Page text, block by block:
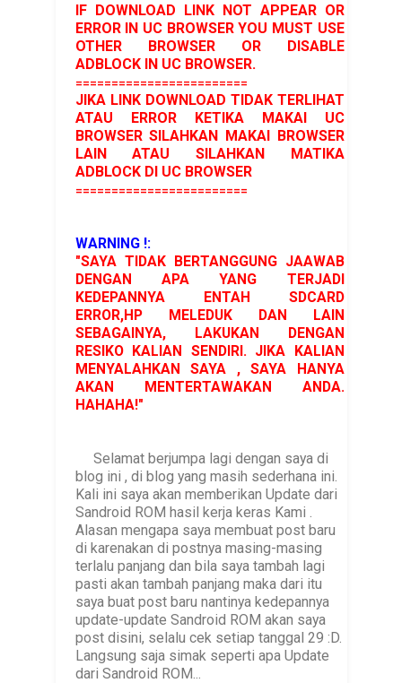
IF DOWNLOAD LINK NOT APPEAR OR
ERROR IN UC BROWSER YOU MUST USE
OTHER BROWSER OR DISABLE
ADBLOCK IN UC BROWSER.
========================
JIKA LINK DOWNLOAD TIDAK TERLIHAT
ATAU ERROR KETIKA MAKAI UC
BROWSER SILAHKAN MAKAI BROWSER
LAIN ATAU SILAHKAN MATIKA
ADBLOCK DI UC BROWSER
========================
WARNING !:
"SAYA TIDAK BERTANGGUNG JAAWAB
DENGAN APA YANG TERJADI
KEDEPANNYA ENTAH SDCARD
ERROR,HP MELEDUK DAN LAIN
SEBAGAINYA, LAKUKAN DENGAN
RESIKO KALIAN SENDIRI. JIKA KALIAN
MENYALAHKAN SAYA , SAYA HANYA
AKAN MENTERTAWAKAN ANDA.
HAHAHA!"
Selamat berjumpa lagi dengan saya di
blog ini , di blog yang masih sederhana ini.
Kali ini saya akan memberikan Update dari
Sandroid ROM hasil kerja keras Kami .
Alasan mengapa saya membuat post baru
di karenakan di postnya masing-masing
terlalu panjang dan bila saya tambah lagi
pasti akan tambah panjang maka dari itu
saya buat post baru nantinya kedepannya
update-update Sandroid ROM akan saya
post disini, selalu cek setiap tanggal 29 :D.
Langsung saja simak seperti apa Update
dari Sandroid ROM...